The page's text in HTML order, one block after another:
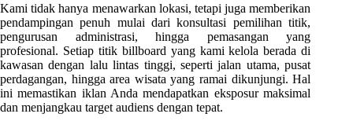
Kami tidak hanya menawarkan lokasi, tetapi juga memberikan
pendampingan penuh mulai dari konsultasi pemilihan titik,
pengurusan administrasi, hingga pemasangan yang
profesional. Setiap titik billboard yang kami kelola berada di
kawasan dengan lalu lintas tinggi, seperti jalan utama, pusat
perdagangan, hingga area wisata yang ramai dikunjungi. Hal
ini memastikan iklan Anda mendapatkan eksposur maksimal
dan menjangkau target audiens dengan tepat.